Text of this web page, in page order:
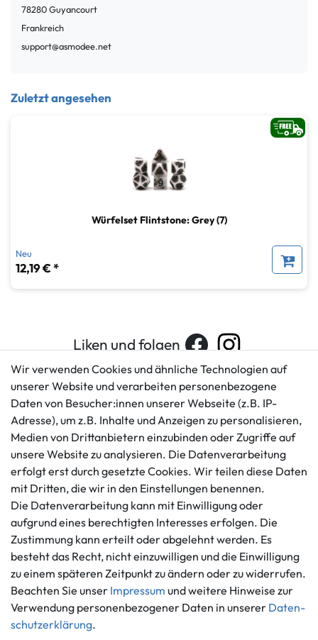
78280Guyancourt
Frankreich
support@asmodee.net
Zuletzt angesehen
Würfelset Flintstone: Grey (7)
Neu
12,19 € *
Liken und folgen
Kundenservice
+49 421 596586
Mo. - Fr. 9 - 16 Uhr
info@gameworld.de
Kontaktformular
Rechtliches
AGB
Impressum
Datenschutzerklärung
Widerrufs­recht
Vertrag widerrufen
Informationen
Über uns
Häufig gestellte Fragen
Zahlung und Versand
Zahlungsmöglichkeiten
Wir verwenden Cookies und ähnliche Technologien auf
unserer Website und verarbeiten personenbezogene
Daten von Besucher:innen unserer Webseite (z.B. IP-
Adresse), um z.B. Inhalte und Anzeigen zu personalisieren,
Medien von Drittanbietern einzubinden oder Zugriffe auf
unsere Website zu analysieren. Die Datenverarbeitung
erfolgt erst durch gesetzte Cookies. Wir teilen diese Daten
mit Dritten, die wir in den Einstellungen benennen.
Die Datenverarbeitung kann mit Einwilligung oder
aufgrund eines berechtigten Interesses erfolgen. Die
Zustimmung kann erteilt oder abgelehnt werden. Es
besteht das Recht, nicht einzuwilligen und die Einwilligung
zu einem späteren Zeitpunkt zu ändern oder zu widerrufen.
Beachten Sie unser Impressum und weitere Hinweise zur
Verwendung personenbezogener Daten in unserer Daten­
schutz­erklärung.